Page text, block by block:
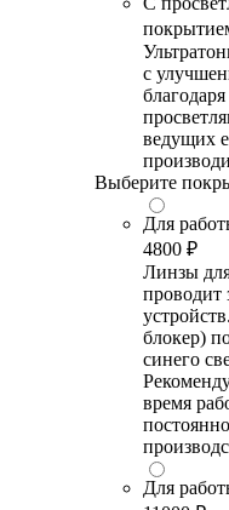
с
ведущих
Выберите
Для
4800 ₽
Линзы
проводит
блокер)
синего
время
Для